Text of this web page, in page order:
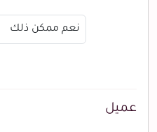
نعم ممكن ذلك
عميل